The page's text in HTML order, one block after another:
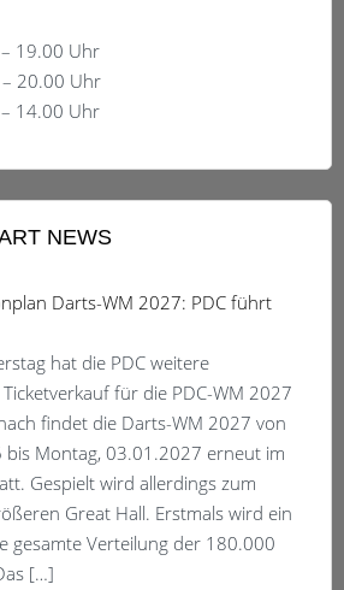
19.00 Uhr
20.00 Uhr
14.00 Uhr
NEWS
Darts-WM 2027: PDC führt
hat die PDC weitere
für die PDC-WM 2027
findet die Darts-WM 2027 von
bis Montag, 03.01.2027 erneut im
Gespielt wird allerdings zum
Great Hall. Erstmals wird ein
gesamte Verteilung der 180.000
[…]